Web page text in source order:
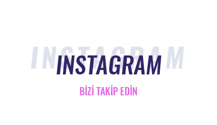
INSTAGRAM
BİZİ TAKİP EDİN
INSTAGRAM